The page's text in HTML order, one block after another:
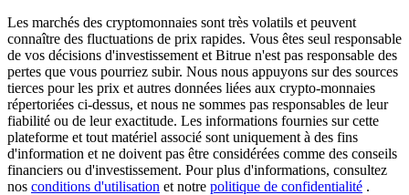
USDT Flexible Staking | Daily Rewards
New Listing Futures Fest
Trade New Futures, Win 200,000 USDT
Les marchés des cryptomonnaies sont très volatils et peuvent
connaître des fluctuations de prix rapides. Vous êtes seul responsable
de vos décisions d'investissement et Bitrue n'est pas responsable des
pertes que vous pourriez subir. Nous nous appuyons sur des sources
tierces pour les prix et autres données liées aux crypto-monnaies
répertoriées ci-dessus, et nous ne sommes pas responsables de leur
fiabilité ou de leur exactitude. Les informations fournies sur cette
plateforme et tout matériel associé sont uniquement à des fins
d'information et ne doivent pas être considérées comme des conseils
financiers ou d'investissement. Pour plus d'informations, consultez
nos conditions d'utilisation et notre politique de confidentialité .